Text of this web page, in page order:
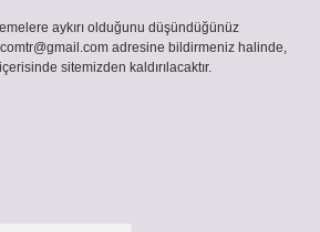
aykırı olduğunu düşündüğünüz
adresine bildirmeniz halinde,
sitemizden kaldırılacaktır.